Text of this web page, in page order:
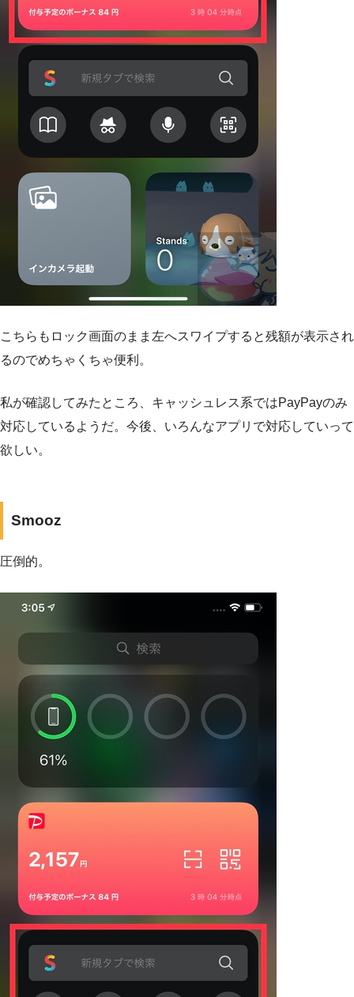
こちらもロック画面のまま左へスワイプすると残額が表示され
るのでめちゃくちゃ便利。
私が確認してみたところ、キャッシュレス系ではPayPayのみ
対応しているようだ。今後、いろんなアプリで対応していって
欲しい。
Smooz
圧倒的。